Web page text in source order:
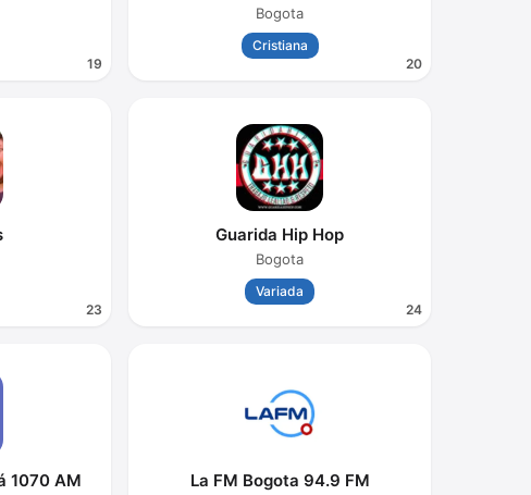
19 20
Bogota
Cristiana
23
24
Guarida Hip Hop
Bogota
Variada
1070 AM La FM Bogota 94.9 FM